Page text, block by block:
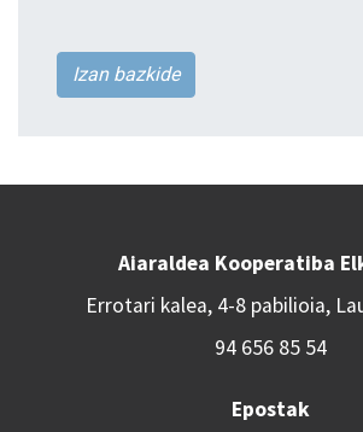
Izan bazkide
Aiaraldea Kooperatiba
Errotari kalea, 4-8 pabilioia,
94 656 85 54
Epostak